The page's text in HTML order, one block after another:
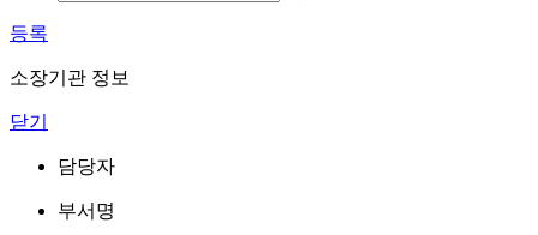
등록
소장기관 정보
닫기
담당자
부서명